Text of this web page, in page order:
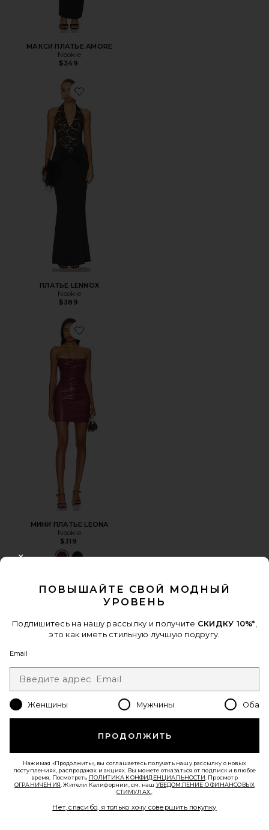
МАКСИ ПЛАТЬЕ AMORE
Nookie
$349
Favorite ПЛАТЬЕ LENNOX
ПЛАТЬЕ LENNOX
Nookie
$389
Favorite МИНИ ПЛАТЬЕ LEONA
МИНИ ПЛАТЬЕ LEONA
Nookie
$319
Favorite ВЕЧЕРНЕЕ ПЛАТЬЕ ELEMENT
ВЕЧЕРНЕЕ ПЛАТЬЕ ELEMENT
ПОВЫШАЙТЕ СВОЙ МОДНЫЙ
УРОВЕНЬ
Подпишитесь на нашу рассылку и получите СКИДКУ 10%*
это как иметь стильную лучшую подругу.
Email
Женщины Мужчины Оба
ПРОДОЛЖИТЬ
Нажимая «Продолжить», вы соглашаетесь получать нашу рассылку о новых
поступлениях, распродажах и акциях. Вы можете отказаться от подписки в любое
время. Посмотреть ПОЛИТИКА КОНФИДЕНЦИАЛЬНОСТИ . Просмотр
ОГРАНИЧЕНИЯ . Жители Калифорнии, см. наш УВЕДОМЛЕНИЕ О ФИНАНСОВЫХ
СТИМУЛАХ.
Нет, спасибо, я только хочу совершить покупку